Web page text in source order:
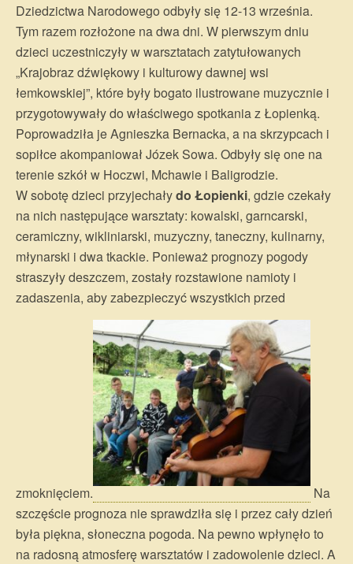
Dziedzictwa Narodowego odbyły się 12-13 września.
Tym razem rozłożone na dwa dni. W pierwszym dniu
dzieci uczestniczyły w warsztatach zatytułowanych
„Krajobraz dźwiękowy i kulturowy dawnej wsi
łemkowskiej”, które były bogato ilustrowane muzycznie i
przygotowywały do właściwego spotkania z Łopienką.
Poprowadziła je Agnieszka Bernacka, a na skrzypcach i
sopiłce akompaniował Józek Sowa. Odbyły się one na
terenie szkół w Hoczwi, Mchawie i Baligrodzie.
W sobotę dzieci przyjechałydo Łopienki, gdzie czekały
na nich następujące warsztaty: kowalski, garncarski,
ceramiczny, wikliniarski, muzyczny, taneczny, kulinarny,
młynarski i dwa tkackie. Ponieważ prognozy pogody
straszyły deszczem, zostały rozstawione namioty i
zadaszenia, aby zabezpieczyć wszystkich przed
zmoknięciem.
Na
szczęście prognoza nie sprawdziła się i przez cały dzień
była piękna, słoneczna pogoda. Na pewno wpłynęło to
na radosną atmosferę warsztatów i zadowolenie dzieci. A